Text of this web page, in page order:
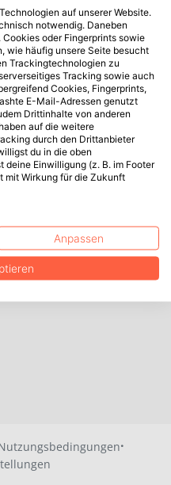
·
auf unserer Website.
notwendig. Daneben
oder Fingerprints sowie
wie häufig unsere Seite besucht
Trackingtechnologien zu
Tracking sowie auch
Cookies, Fingerprints,
E-Mail-Adressen genutzt
Drittinhalte von anderen
auf die weitere
durch den Drittanbieter
du in die oben
deine Einwilligung (z. B. im Footer
mit Wirkung für die Zukunft
Anpassen